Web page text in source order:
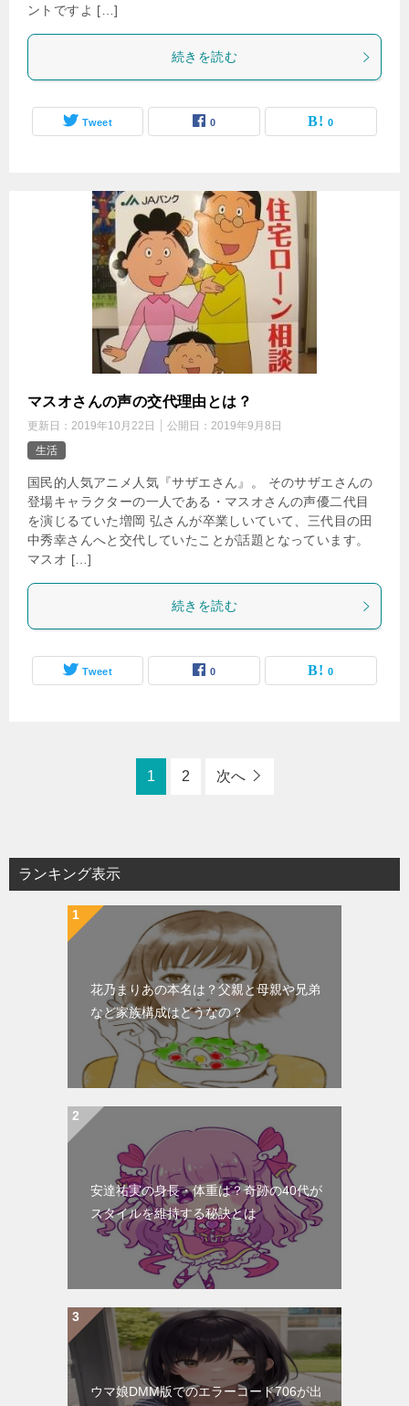
ントですよ […]
続きを読む
Tweet 0 0
マスオさんの声の交代理由とは？
更新日： 2019年10月22日 公開日： 2019年9月8日
生活
国民的人気アニメ人気『サザエさん』。 そのサザエさんの
登場キャラクターの一人である・マスオさんの声優二代目
を演じるていた増岡 弘さんが卒業しいていて、三代目の田
中秀幸さんへと交代していたことが話題となっています。
マスオ […]
続きを読む
Tweet 0 0
1 2 次へ
ランキング表示
花乃まりあの本名は？父親と母親や兄弟
など家族構成はどうなの？
安達祐実の身長・体重は？奇跡の40代が
スタイルを維持する秘訣とは
ウマ娘DMM版でのエラーコード706が出